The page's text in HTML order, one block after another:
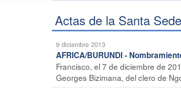
Actas de la Santa Sede
9 diciembre 2013
AFRICA/BURUNDI -
Francisco, el 7 de diciembre de
Georges Bizimana, del clero de